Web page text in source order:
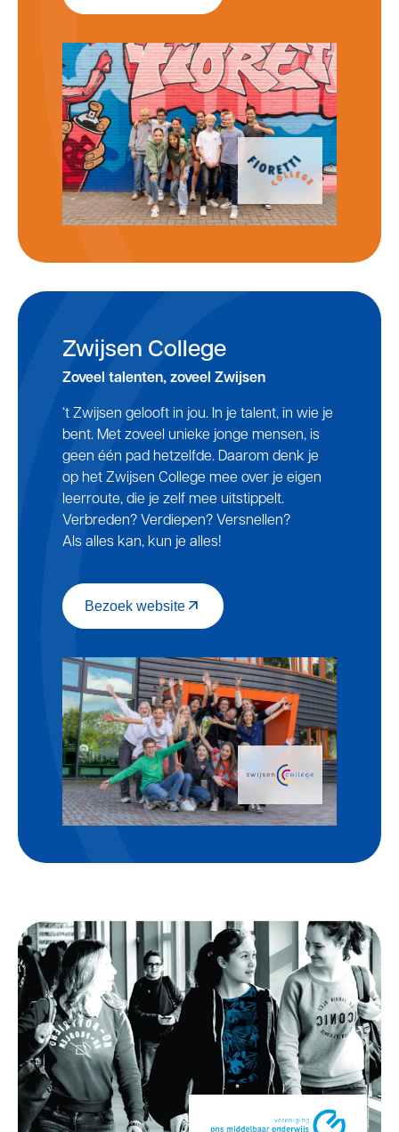
Zwijsen College
Zoveel talenten, zoveel Zwijsen
‘t Zwijsen gelooft in jou. In je talent, in wie je
bent. Met zoveel unieke jonge mensen, is
geen één pad hetzelfde. Daarom denk je
op het Zwijsen College mee over je eigen
leerroute, die je zelf mee uitstippelt.
Verbreden? Verdiepen? Versnellen?
Als alles kan, kun je alles!
Bezoek website